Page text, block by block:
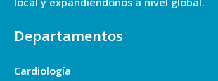
Departamentos
Cardiología